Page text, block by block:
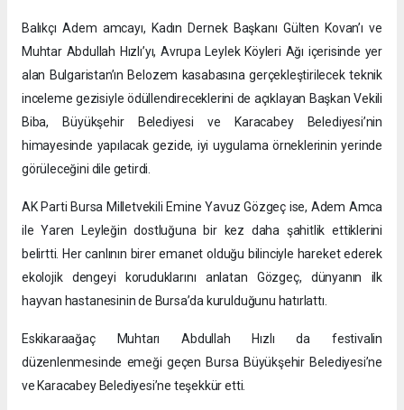
Balıkçı Adem amcayı, Kadın Dernek Başkanı Gülten Kovan’ı ve
Muhtar Abdullah Hızlı’yı, Avrupa Leylek Köyleri Ağı içerisinde yer
alan Bulgaristan’ın Belozem kasabasına gerçekleştirilecek teknik
inceleme gezisiyle ödüllendireceklerini de açıklayan Başkan Vekili
Biba, Büyükşehir Belediyesi ve Karacabey Belediyesi’nin
himayesinde yapılacak gezide, iyi uygulama örneklerinin yerinde
görüleceğini dile getirdi.
AK Parti Bursa Milletvekili Emine Yavuz Gözgeç ise, Adem Amca
ile Yaren Leyleğin dostluğuna bir kez daha şahitlik ettiklerini
belirtti. Her canlının birer emanet olduğu bilinciyle hareket ederek
ekolojik dengeyi koruduklarını anlatan Gözgeç, dünyanın ilk
hayvan hastanesinin de Bursa’da kurulduğunu hatırlattı.
Eskikaraağaç Muhtarı Abdullah Hızlı da festivalin
düzenlenmesinde emeği geçen Bursa Büyükşehir Belediyesi’ne
ve Karacabey Belediyesi’ne teşekkür etti.